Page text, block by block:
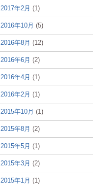
2017年2月 (1)
2016年10月 (5)
2016年8月 (12)
2016年6月 (2)
2016年4月 (1)
2016年2月 (1)
2015年10月 (1)
2015年8月 (2)
2015年5月 (1)
2015年3月 (2)
2015年1月 (1)